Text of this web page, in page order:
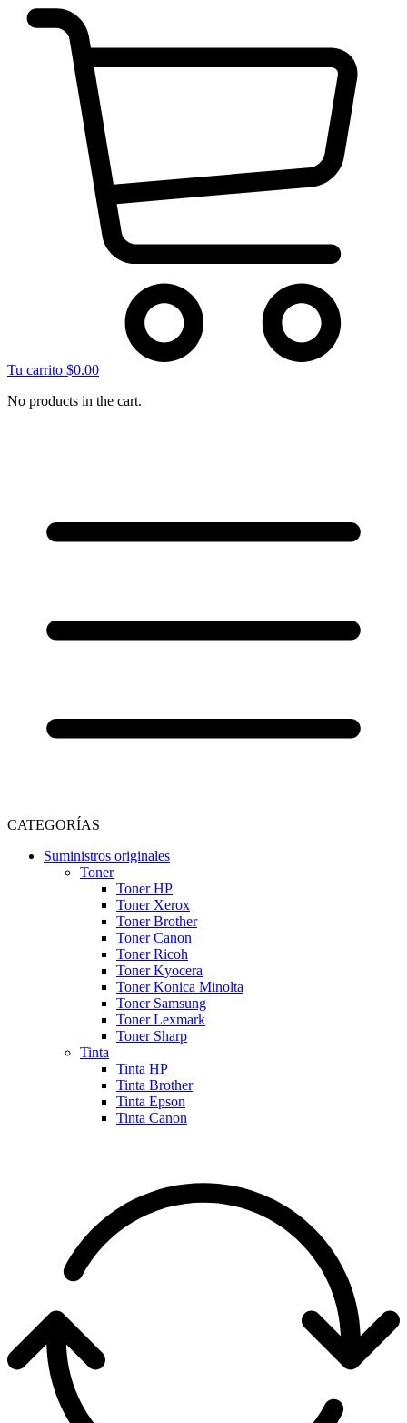
Tu carrito $0.00
No products in the cart.
CATEGORÍAS
Suministros originales
Toner
Toner HP
Toner Xerox
Toner Brother
Toner Canon
Toner Ricoh
Toner Kyocera
Toner Konica Minolta
Toner Samsung
Toner Lexmark
Toner Sharp
Tinta
Tinta HP
Tinta Brother
Tinta Epson
Tinta Canon